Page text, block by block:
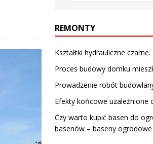
REMONTY
Kształtki hydrauliczne
Proces budowy domku
Prowadzenie robót
Efekty końcowe uzależnione
Czy warto kupić basen do
basenów – baseny